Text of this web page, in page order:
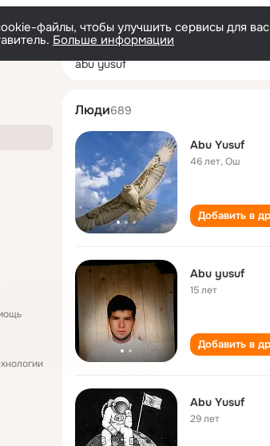
файлы, чтобы улучшить сервисы для
Больше информации
abu yusuf
Люди689
Abu Yusuf
46 лет,Ош
Добавить в
Abu yusuf
15 лет
Добавить в
Abu Yusuf
29 лет